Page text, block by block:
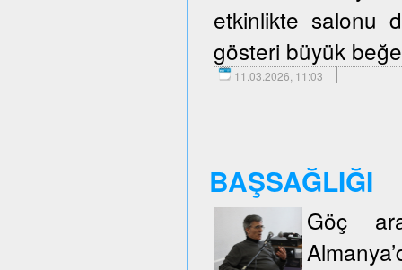
etkinlikte salonu
gösteri büyük
11.03.2026, 11:03
BAŞSAĞLIĞI
Göç